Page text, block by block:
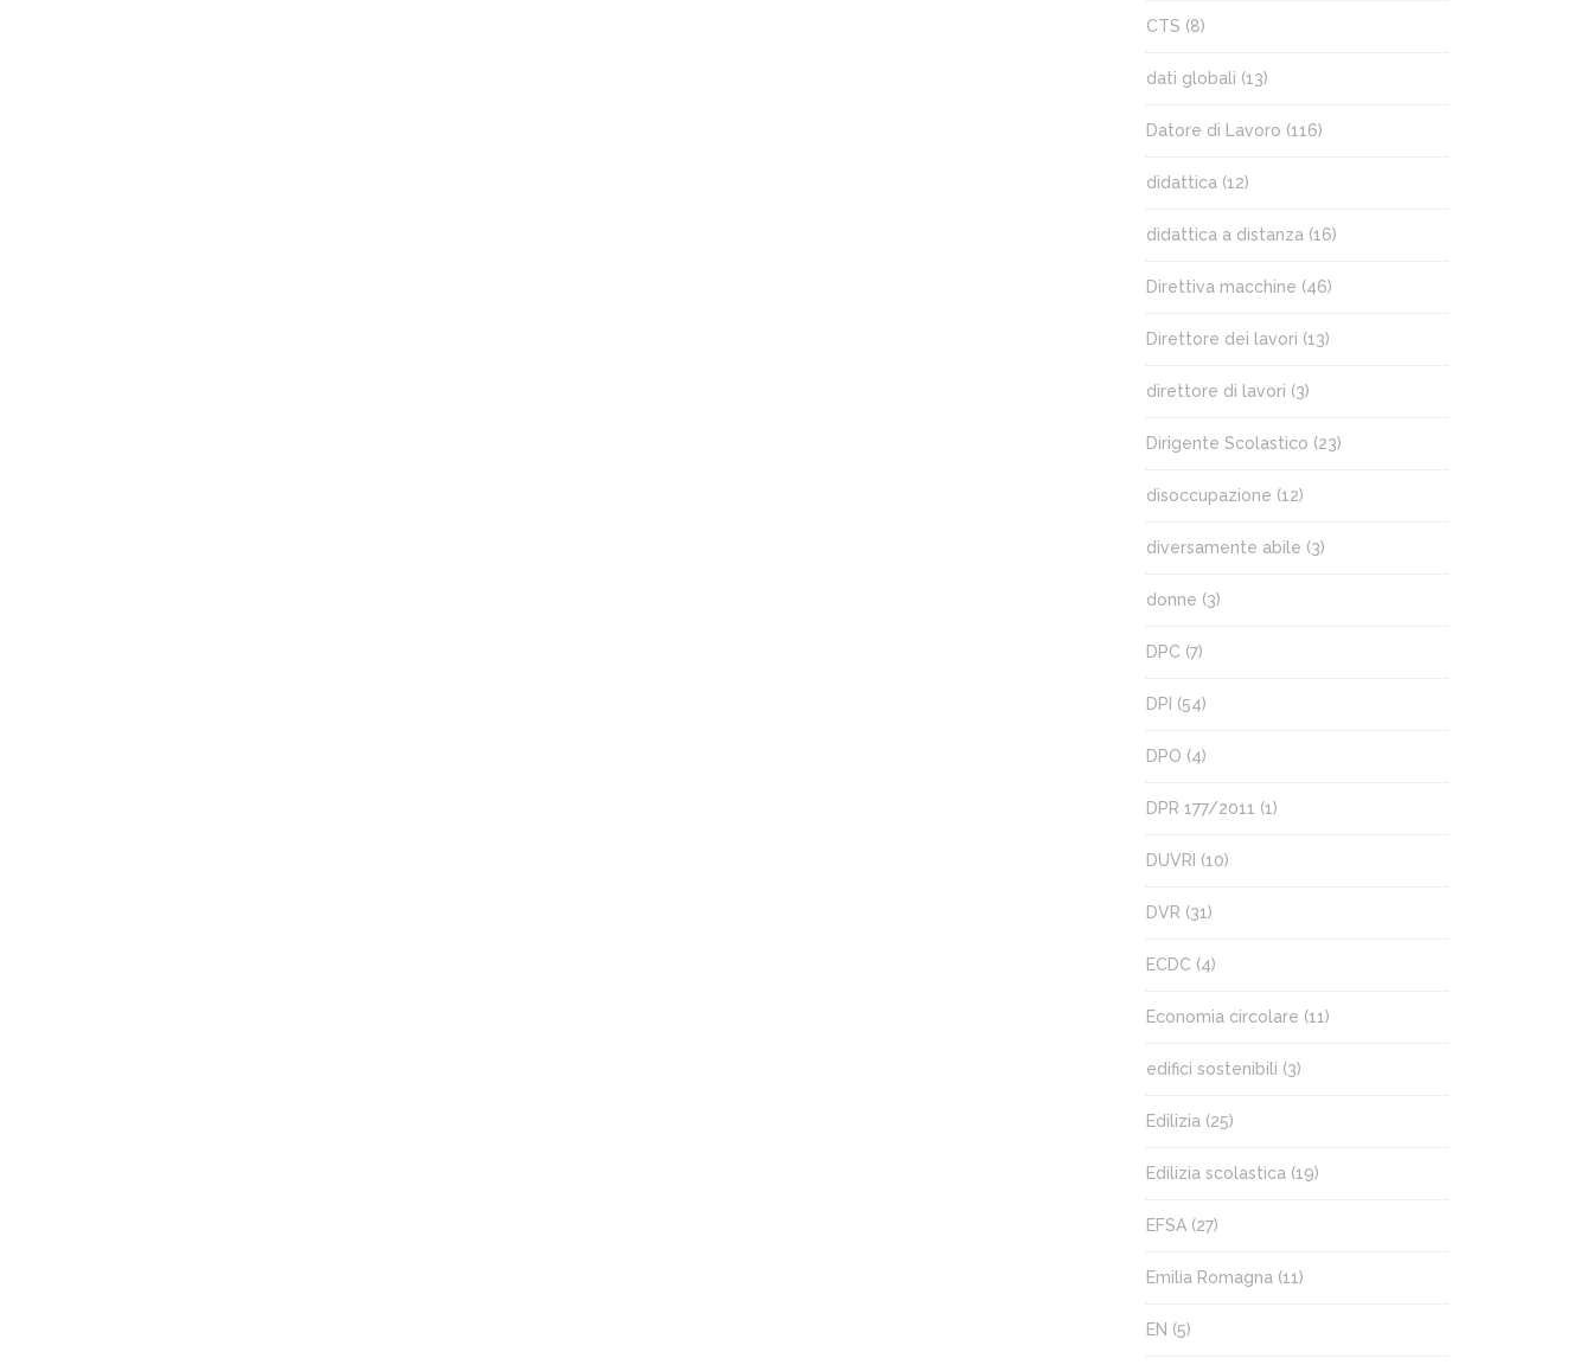
CTS (8)
dati globali (13)
Datore di Lavoro (116)
didattica (12)
didattica a distanza (16)
Direttiva macchine (46)
Direttore dei lavori (13)
direttore di lavori (3)
Dirigente Scolastico (23)
disoccupazione (12)
diversamente abile (3)
donne (3)
DPC (7)
DPI (54)
DPO (4)
DPR 177/2011 (1)
DUVRI (10)
DVR (31)
ECDC (4)
Economia circolare (11)
edifici sostenibili (3)
Edilizia (25)
Edilizia scolastica (19)
EFSA (27)
Emilia Romagna (11)
EN (5)